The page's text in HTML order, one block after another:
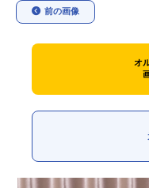
男性声優/女性声優一覧
前の画像
オ